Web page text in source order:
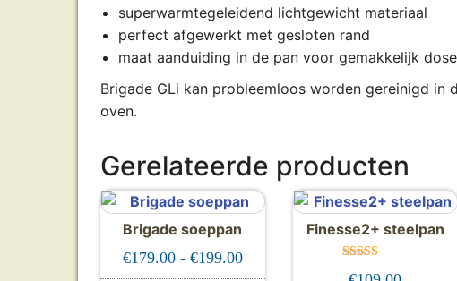
superwarmtegeleidend lichtgewicht materiaal
perfect afgewerkt met gesloten rand
maat aanduiding in de pan voor gemakkelijk
Brigade GLi kan probleemloos worden gereinigd
oven.
Gerelateerde producten
Brigade soeppan
€179.00 - €199.00Prijsklasse: €179.00 tot €199.00
Finesse2+ steelpan